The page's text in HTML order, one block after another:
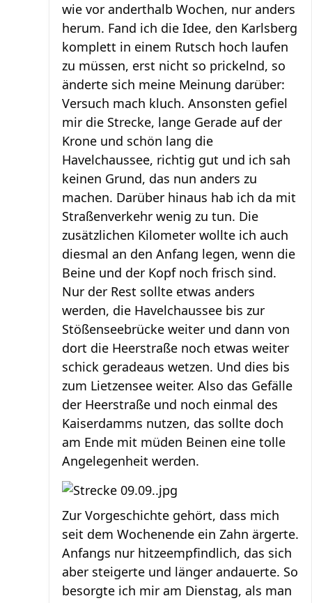
wie vor anderthalb Wochen, nur anders
herum. Fand ich die Idee, den Karlsberg
komplett in einem Rutsch hoch laufen
zu müssen, erst nicht so prickelnd, so
änderte sich meine Meinung darüber:
Versuch mach kluch. Ansonsten gefiel
mir die Strecke, lange Gerade auf der
Krone und schön lang die
Havelchaussee, richtig gut und ich sah
keinen Grund, das nun anders zu
machen. Darüber hinaus hab ich da mit
Straßenverkehr wenig zu tun. Die
zusätzlichen Kilometer wollte ich auch
diesmal an den Anfang legen, wenn die
Beine und der Kopf noch frisch sind.
Nur der Rest sollte etwas anders
werden, die Havelchaussee bis zur
Stößenseebrücke weiter und dann von
dort die Heerstraße noch etwas weiter
schick geradeaus wetzen. Und dies bis
zum Lietzensee weiter. Also das Gefälle
der Heerstraße und noch einmal des
Kaiserdamms nutzen, das sollte doch
am Ende mit müden Beinen eine tolle
Angelegenheit werden.
Zur Vorgeschichte gehört, dass mich
seit dem Wochenende ein Zahn ärgerte.
Anfangs nur hitzeempfindlich, das sich
aber steigerte und länger andauerte. So
besorgte ich mir am Dienstag, als man